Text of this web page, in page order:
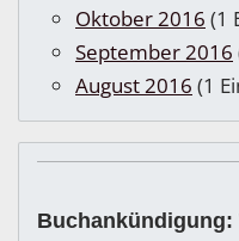
Oktober 2016 (1
September 2016
August 2016 (1
Buchankündigung: